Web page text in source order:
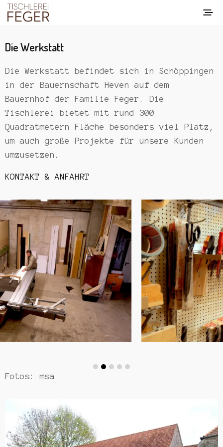
Die Werkstatt
Die Werkstatt befindet sich in Schöppingen
in der Bauernschaft Heven auf dem
Bauernhof der Familie Feger. Die
Tischlerei bietet mit rund 300
Quadratmetern Fläche besonders viel Platz,
um auch große Projekte für unsere Kunden
umzusetzen.
KONTAKT & ANFAHRT
Fotos: msa